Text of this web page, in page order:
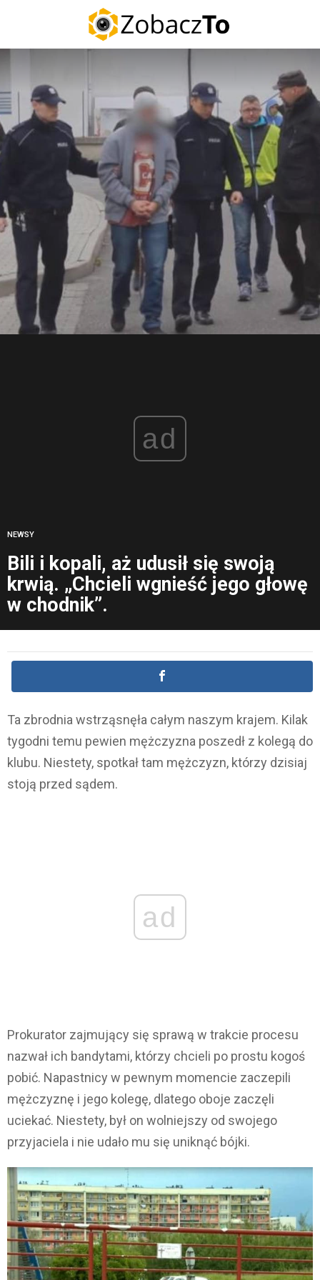
ad
NEWSY
Bili i kopali, aż udusił się swoją
krwią. „Chcieli wgnieść jego głowę
w chodnik”.
Ta zbrodnia wstrząsnęła całym naszym krajem. Kilak
tygodni temu pewien mężczyzna poszedł z kolegą do
klubu. Niestety, spotkał tam mężczyzn, którzy dzisiaj
stoją przed sądem.
ad
Prokurator zajmujący się sprawą w trakcie procesu
nazwał ich bandytami, którzy chcieli po prostu kogoś
pobić. Napastnicy w pewnym momencie zaczepili
mężczyznę i jego kolegę, dlatego oboje zaczęli
uciekać. Niestety, był on wolniejszy od swojego
przyjaciela i nie udało mu się uniknąć bójki.